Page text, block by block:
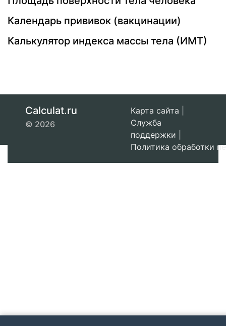
Календарь прививок (вакцинации)
Калькулятор индекса массы тела (ИМТ)
Calculat.ru
© 2026
Карта сайта
Служба
поддержки
Политика обработки